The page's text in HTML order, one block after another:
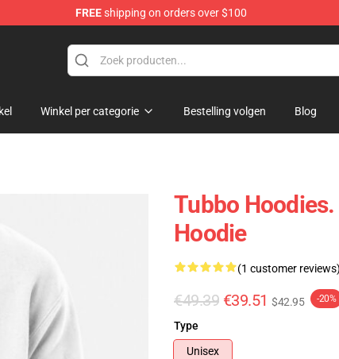
FREEshipping on orders over $100
Winkel per categorie Bestelling volgen Blog
Tubbo
Hoodie
(1 customer
€49.39 €39.51 $42.95 -20%
Type
Unisex